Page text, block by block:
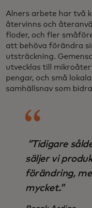
Alners arbete har två
återvinns och
floder, och fler
att behöva förändra
utsträckning.
utvecklas till
pengar, och små
samhällsnav som
”Tidigare
säljer vi
förändring,
mycket.”